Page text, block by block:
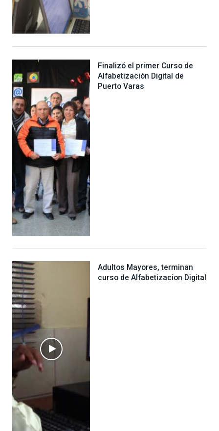
Finalizó el primer Curso de
Alfabetización Digital de
Puerto Varas
Adultos Mayores, terminan
curso de Alfabetizacion Digital